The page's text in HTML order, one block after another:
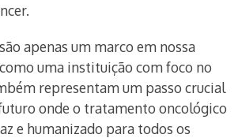
apenas um marco em nossa
uma instituição com foco no
representam um passo crucial
onde o tratamento oncológico
e humanizado para todos os